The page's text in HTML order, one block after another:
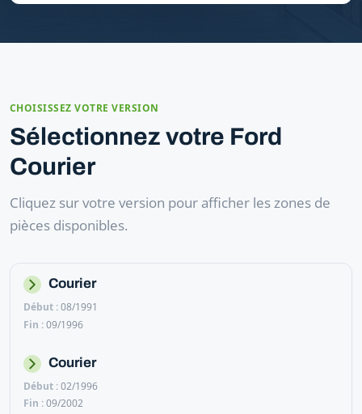
CHOISISSEZ VOTRE VERSION
Sélectionnez votre Ford
Courier
Cliquez sur votre version pour afficher les zones de
pièces disponibles.
Courier
08/1991
09/1996
Courier
02/1996
09/2002